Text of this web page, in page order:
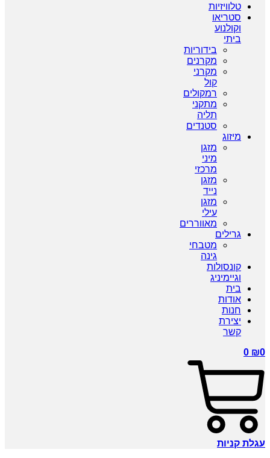
טלוויזיות
סטריאו
וקולנוע
ביתי
בידוריות
מקרנים
מקרני
קול
רמקולים
מתקני
תליה
סטנדים
מיזוג
מזגן
מיני
מרכזי
מזגן
נייד
מזגן
עילי
מאווררים
גרילים
מטבחי
גינה
קונסולות
וגיימיניג
בית
אודות
חנות
יצירת
קשר
₪0
0
עגלת קניות